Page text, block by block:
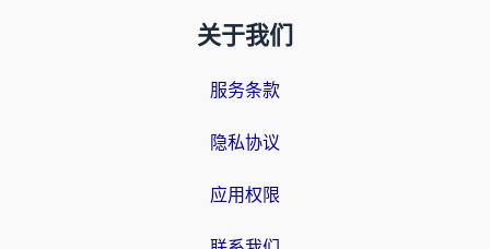
关于我们
服务条款
隐私协议
应用权限